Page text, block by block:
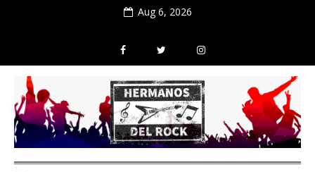
Aug 6, 2026